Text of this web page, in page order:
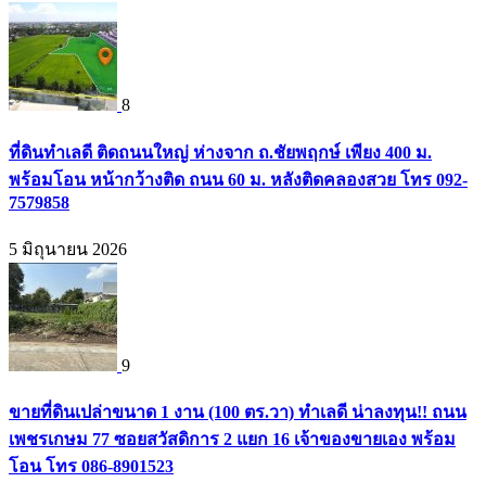
8
ที่ดินทำเลดี ติดถนนใหญ่ ห่างจาก ถ.ชัยพฤกษ์ เพียง 400 ม.
พร้อมโอน หน้ากว้างติด ถนน 60 ม. หลังติดคลองสวย โทร 092-
7579858
5 มิถุนายน 2026
9
ขายที่ดินเปล่าขนาด 1 งาน (100 ตร.วา) ทำเลดี น่าลงทุน!! ถนน
เพชรเกษม 77 ซอยสวัสดิการ 2 แยก 16 เจ้าของขายเอง พร้อม
โอน โทร 086-8901523